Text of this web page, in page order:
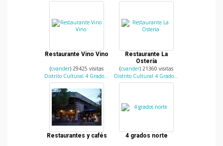
Restaurante Vino Vino
(cvander) 29425 visitas
Distrito Cultural 4 Grados Norte
Restaurante La
Ostería
(cvander) 21360 visitas
Distrito Cultural 4 Grados Norte
Restaurantes y cafés 4 grados norte